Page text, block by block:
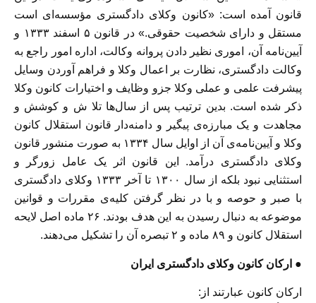
قانون آمده است: «کانون وکلای دادگستری مؤسسه‌ای است
مستقل و دارای شخصیت حقوقی.» در قانون ۵ اسفند ۱۳۳۳ و
آیین‌نامه آن، اموری نظیر دادن پروانه وکالت، اداره امور راجع به
وکالت دادگستری، نظارت بر اعمال وکلا و فراهم آوردن وسایل
پیشرفت علمی و عملی وکلا جزو وظایف و اختیارات کانون وکلا
ذکر شده است. بدین ترتیب پس از سال‌ها تلا ش و کوشش و
مجاهدت و یک مبارزه‌ی پیگیر و دامنه‌دار قانون استقلال کانون
وکلا و آیین‌نامه‌ی آن از اوایل سال ۱۳۳۴ به صورت منشور قانون
وکلای دادگستری درآمد. این قانون اثر یک عامل زورگر و
استثنایی نبود بلکه از سال ۱۳۰۰ تا آخر ۱۳۳۳ وکلای دادگستری
با صبر و حوصه و با در نظر گرفتن کلیه‌ی مقررات و قوانین
موضوعه به دنبال رسیدن به این هدف بودند. ۲۶ ماده اصل لایحه
استقلال کانون و ۸۹ ماده و ۲ تبصره آن را تشکیل می‌دهند.
● ارکان کانون وکلای دادگستری ایران
ارکان کانون عبارتند از: